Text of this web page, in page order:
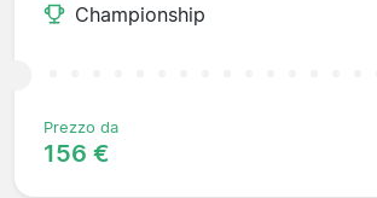
Championship
Prezzo da
156 €